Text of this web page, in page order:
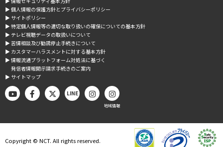
▶︎ 個人情報の保護方針とプライバシーポリシー
▶︎ サイトポリシー
▶︎ 特定個人情報等の適切な取り扱いの確保についての基本方針
▶︎ テレビ視聴データの取扱いについて
▶︎ 苦情相談及び勧誘停止手続きについて
▶︎ カスタマーハラスメントに対する基本方針
▶︎ 情報流通プラットフォーム対処法に基づく
発信者情報開示請求手続きのご案内
▶︎ サイトマップ
LINE
地域情報
Copyright © NCT. All rights reserved.